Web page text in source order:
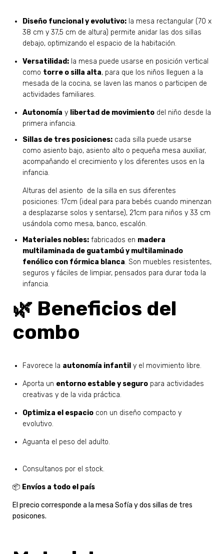
Diseño funcional y evolutivo: la mesa rectangular (70 x
38 cm y 37,5 cm de altura) permite anidar las dos sillas
debajo, optimizando el espacio de la habitación.
Versatilidad: la mesa puede usarse en posición vertical
como torre o silla alta, para que los niños lleguen a la
mesada de la cocina, se laven las manos o participen de
actividades familiares.
Autonomía y libertad de movimiento del niño desde la
primera infancia.
Sillas de tres posiciones: cada silla puede usarse
como asiento bajo, asiento alto o pequeña mesa auxiliar,
acompañando el crecimiento y los diferentes usos en la
infancia.
Alturas del asiento de la silla en sus diferentes
posiciones: 17cm (ideal para para bebés cuando minenzan
a desplazarse solos y sentarse), 21cm para niños y 33 cm
usándola como mesa, banco, escalón.
Materiales nobles: fabricados en madera
multilaminada de guatambú y multilaminado
fenólico con fórmica blanca. Son muebles resistentes,
seguros y fáciles de limpiar, pensados para durar toda la
infancia.
🌿 Beneficios del
combo
Favorece la autonomía infantil y el movimiento libre.
Aporta un entorno estable y seguro para actividades
creativas y de la vida práctica.
Optimiza el espacio con un diseño compacto y
evolutivo.
Aguanta el peso del adulto.
Consultanos por el stock.
📦 Envíos a todo el país
El precio corresponde a la mesa Sofía y dos sillas de tres
posicones.